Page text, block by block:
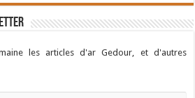
les articles d'ar Gedour, et d'autres